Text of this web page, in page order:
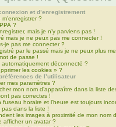
et d’enregistrement
?
?
mais je n’y parviens pas !
mais je ne peux pas me connecter !
je pas me connecter ?
par le passé mais je ne peux plus
de passe !
automatiquement déconnecté ?
les cookies » ?
de l’utilisateur
mes paramètres ?
mon nom d’apparaître dans la liste
pas correctes !
fuseau horaire et l’heure est toujours
pas dans la liste !
les images à proximité de mon nom
afficher un avatar ?